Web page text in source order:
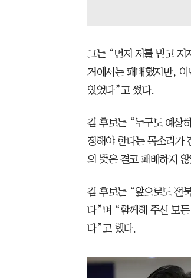
그는 “먼저 저를 믿고 지
거에서는 패배했지만,
있었다”고 썼다.
김 후보는 “누구도 예상
정해야 한다는 목소리가
의 뜻은 결코 패배하지
김 후보는 “앞으로도 전
다”며 “함께해 주신 모
다”고 했다.